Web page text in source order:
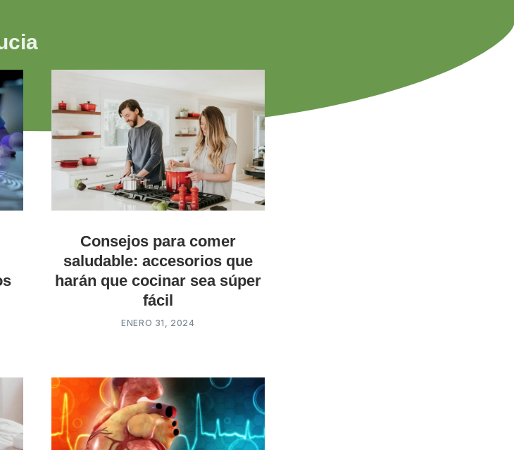
Consejos para comer
saludable: accesorios que
harán que cocinar sea súper
fácil
ENERO 31, 2024